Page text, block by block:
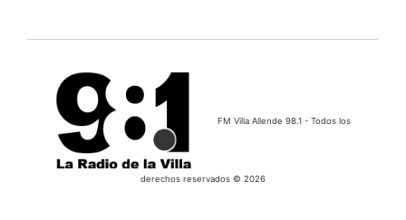
FM Villa Allende 98.1 - Todos los
derechos reservados © 2026